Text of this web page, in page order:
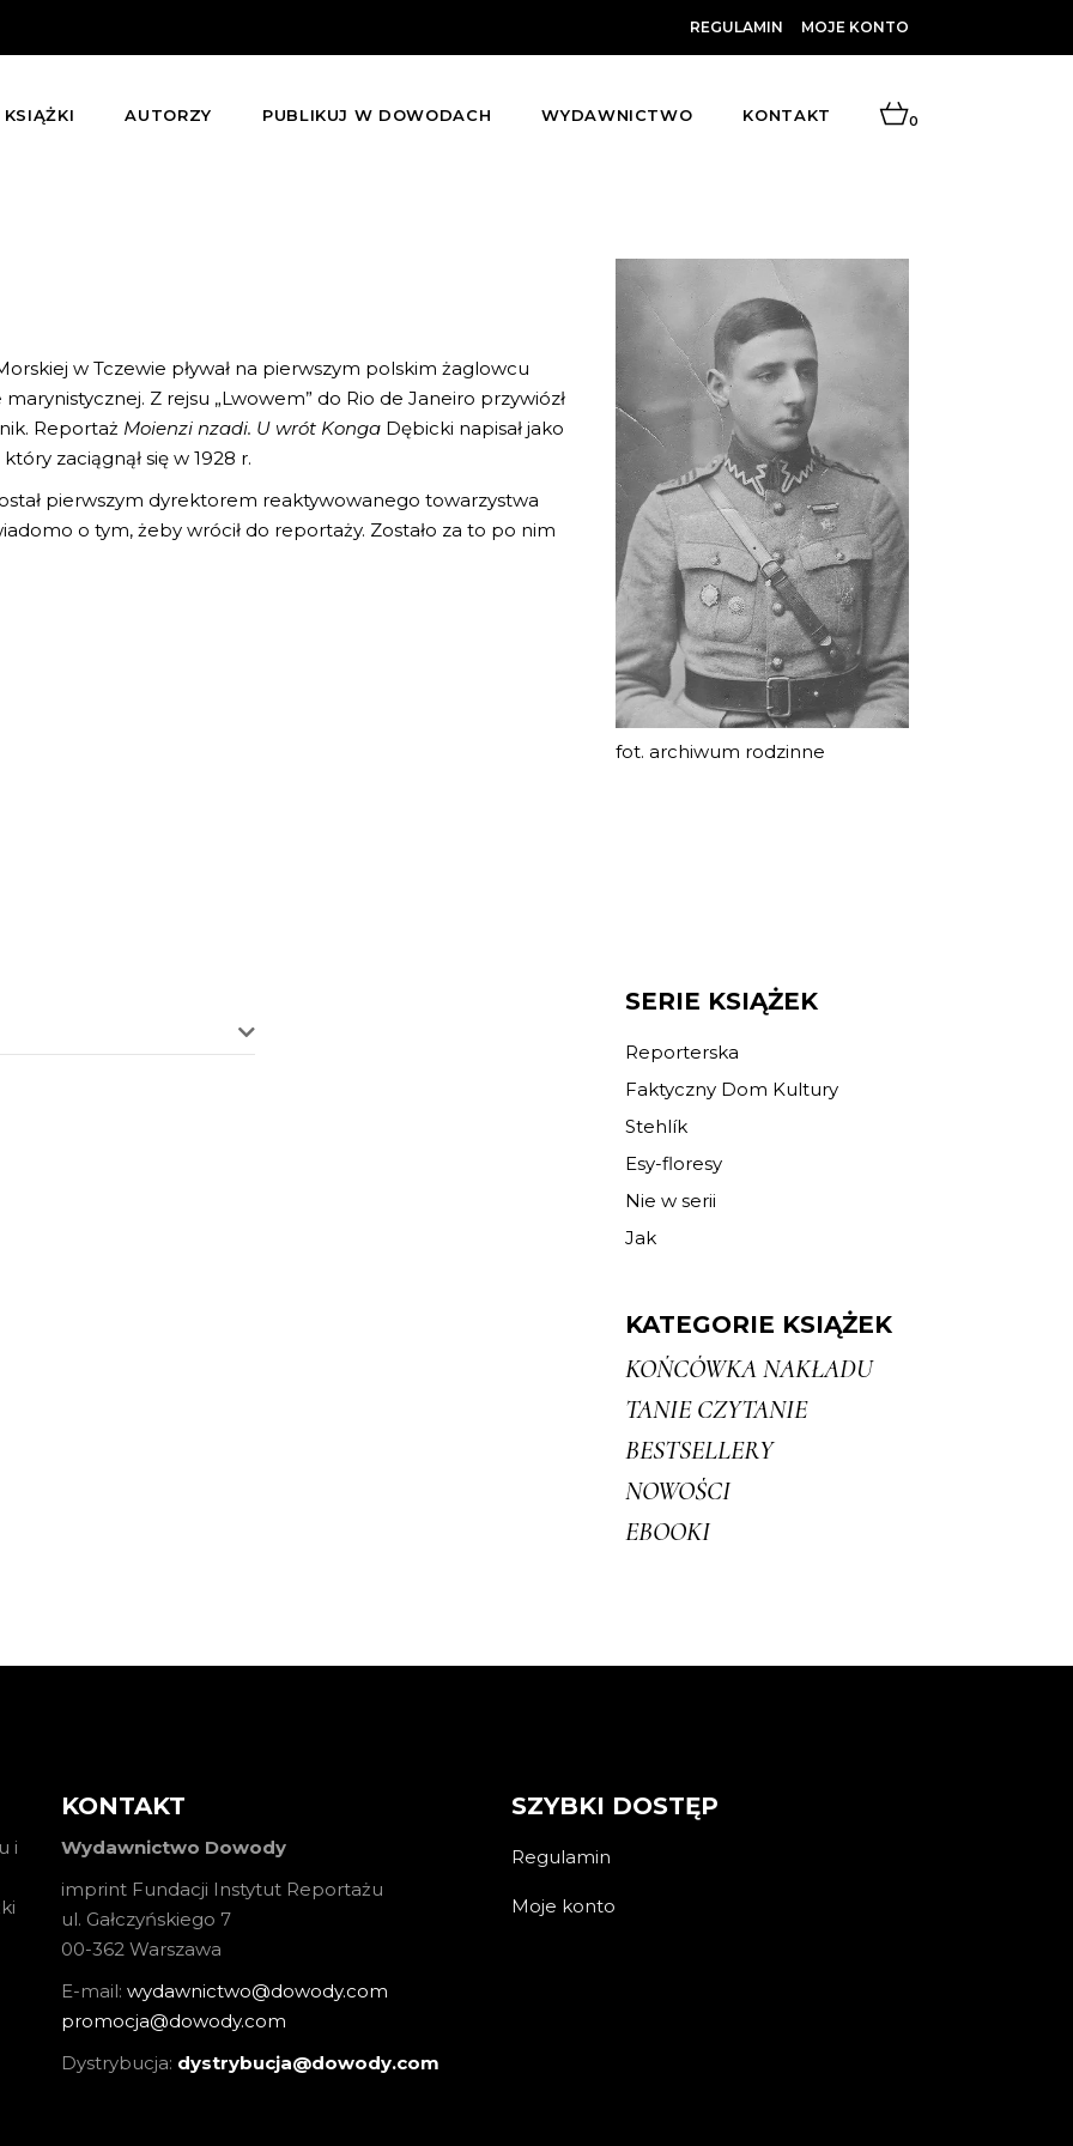
REGULAMIN MOJE KONTO
KSIĄŻKI AUTORZY PUBLIKUJ W DOWODACH WYDAWNICTWO KONTAKT 0
w Tczewie pływał na pierwszym polskim żaglowcu
marynistycznej. Z rejsu „Lwowem” do Rio de Janeiro przywiózł
Reportaż Moienzi nzadi. U wrót Konga Dębicki napisał jako
zaciągnął się w 1928 r.
pierwszym dyrektorem reaktywowanego towarzystwa
o tym, żeby wrócił do reportaży. Zostało za to po nim
fot. archiwum rodzinne
SERIE KSIĄŻEK
Reporterska
Faktyczny Dom Kultury
Stehlík
Esy-floresy
Nie w serii
Jak
KATEGORIE KSIĄŻEK
KOŃCÓWKA NAKŁADU
TANIE CZYTANIE
BESTSELLERY
NOWOŚCI
EBOOKI
i
KONTAKT
Wydawnictwo Dowody
imprint Fundacji Instytut Reportażu
ul. Gałczyńskiego 7
00-362 Warszawa
E-mail: wydawnictwo@dowody.com
promocja@dowody.com
Dystrybucja: dystrybucja@dowody.com
SZYBKI DOSTĘP
Regulamin
Moje konto